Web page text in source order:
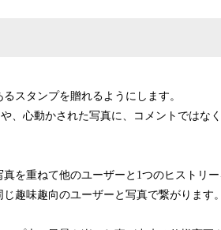
スタンプを贈れるようにします。
、心動かされた写真に、コメントではな
を重ねて他のユーザーと1つのヒストリ
趣味趣向のユーザーと写真で繋がります。